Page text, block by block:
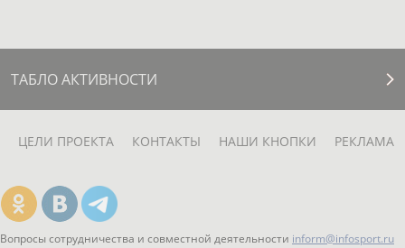
ТАБЛО АКТИВНОСТИ
ЦЕЛИ ПРОЕКТА КОНТАКТЫ НАШИ КНОПКИ РЕКЛАМА
Вопросы сотрудничества и совместной деятельности inform@infosport.ru